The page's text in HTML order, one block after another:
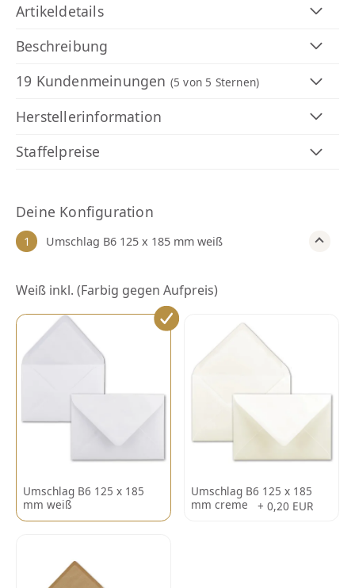
Artikeldetails
Beschreibung
19 Kundenmeinungen (5 von 5 Sternen)
Herstellerinformation
Staffelpreise
Deine Konfiguration
1 Umschlag B6 125 x 185 mm weiß
Umschlag
Weiß inkl. (Farbig gegen Aufpreis)
Umschlag B6 125 x 185
mm weiß
Umschlag B6 125 x 185
mm creme
+ 0,20 EUR